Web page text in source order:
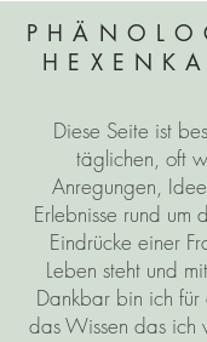
Diese Seite ist
täglichen, oft
Anregungen,
Erlebnisse rund
Eindrücke einer
Leben steht und
Dankbar bin ich
das Wissen das